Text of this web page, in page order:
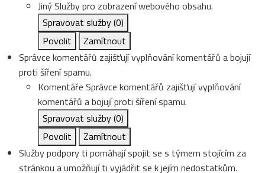
JinýSlužby pro zobrazení webového obsahu.
Spravovat služby(0)
Povolit
Zamítnout
Správce komentářů zajišťují vyplňování komentářů a bojují
proti šíření spamu.
Komentáře Správce komentářů zajišťují vyplňování
komentářů a bojují proti šíření spamu.
Spravovat služby(0)
Povolit
Zamítnout
Služby podpory ti pomáhají spojit se s týmem stojícím za
stránkou a umožňují ti vyjádřit se k jejím nedostatkům.